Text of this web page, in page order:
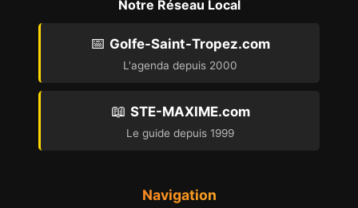
Notre Réseau Local
📅 Golfe-Saint-Tropez.com
L'agenda depuis 2000
📖 STE-MAXIME.com
Le guide depuis 1999
Navigation